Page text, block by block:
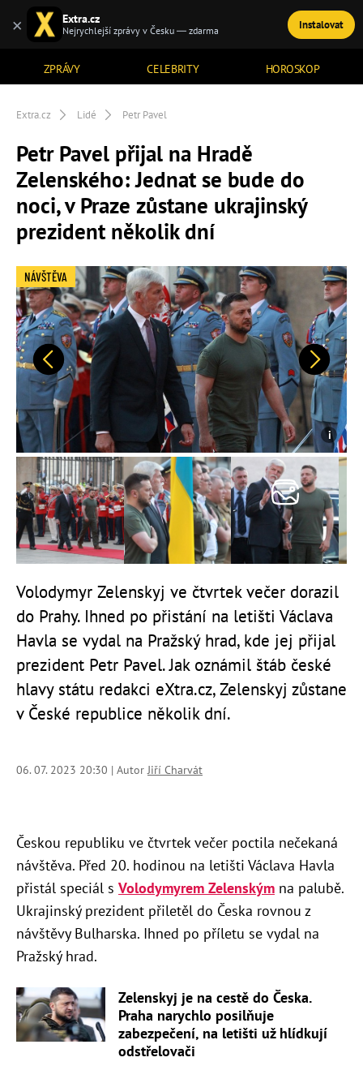
ZPRÁVY CELEBRITY HOROSKOP
TÉMATA
Extra.cz Lidé Petr Pavel
Petr Pavel přijal na Hradě
Zelenského: Jednat se bude do
noci, v Praze zůstane ukrajinský
prezident několik dní
Předchozí Další
NÁVŠTĚVA
Volodymyr Zelenskyj ve čtvrtek večer dorazil
do Prahy. Ihned po přistání na letišti Václava
Havla se vydal na Pražský hrad, kde jej přijal
prezident Petr Pavel. Jak oznámil štáb české
hlavy státu redakci eXtra.cz, Zelenskyj zůstane
v České republice několik dní.
06. 07. 2023 20:30 | AutorJiří Charvát
Českou republiku ve čtvrtek večer poctila nečekaná
návštěva. Před 20. hodinou na letišti Václava Havla
přistál speciál s Volodymyrem Zelenským na palubě.
Ukrajinský prezident přiletěl do Česka rovnou z
návštěvy Bulharska. Ihned po příletu se vydal na
Pražský hrad.
Zelenskyj je na cestě do Česka.
Praha narychlo posilňuje
zabezpečení, na letišti už hlídkují
odstřelovači
× Extra.cz
Nejrychlejší zprávy v Česku — zdarma Instalovat